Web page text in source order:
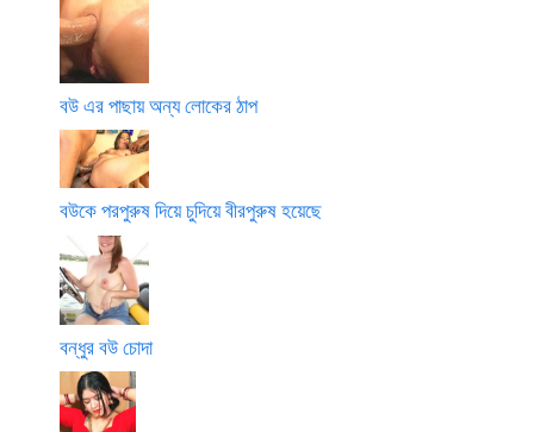
বউ এর পাছায় অন্য লোকের ঠাপ
বউকে পরপুরুষ দিয়ে চুদিয়ে বীরপুরুষ হয়েছে
বন্ধুর বউ চোদা